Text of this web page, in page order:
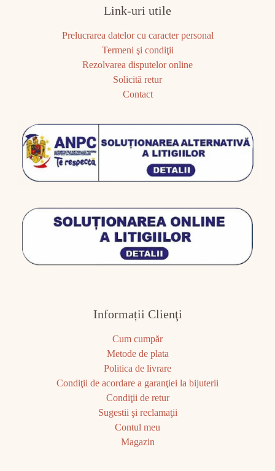
Link-uri utile
Prelucrarea datelor cu caracter personal
Termeni şi condiţii
Rezolvarea disputelor online
Solicită retur
Contact
Informații Clienţi
Cum cumpăr
Metode de plata
Politica de livrare
Condiţii de acordare a garanţiei la bijuterii
Condiţii de retur
Sugestii şi reclamaţii
Contul meu
Magazin